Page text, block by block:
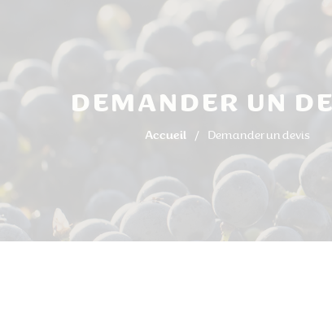
DEMANDER UN
Accueil Demander un devis